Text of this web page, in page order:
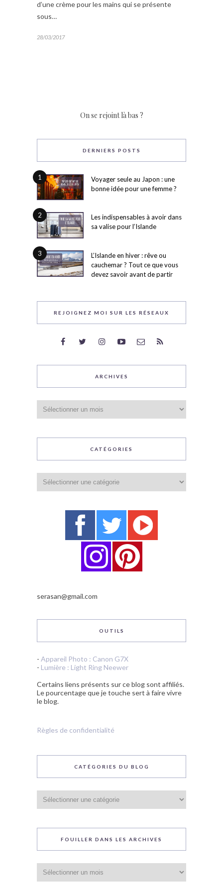
d’une crème pour les mains qui se présente
sous…
28/03/2017
On se rejoint là bas ?
DERNIERS POSTS
1
Voyager seule au Japon : une
bonne idée pour une femme ?
2
Les indispensables à avoir dans
sa valise pour l’Islande
3
L’Islande en hiver : rêve ou
cauchemar ? Tout ce que vous
devez savoir avant de partir
REJOIGNEZ MOI SUR LES RÉSEAUX
ARCHIVES
CATÉGORIES
serasan@gmail.com
OUTILS
- Appareil Photo : Canon G7X
- Lumière : Light Ring Neewer
Certains liens présents sur ce blog sont affiliés.
Le pourcentage que je touche sert à faire vivre
le blog.
Règles de confidentialité
CATÉGORIES DU BLOG
du
blog
FOUILLER DANS LES ARCHIVES
dans
les